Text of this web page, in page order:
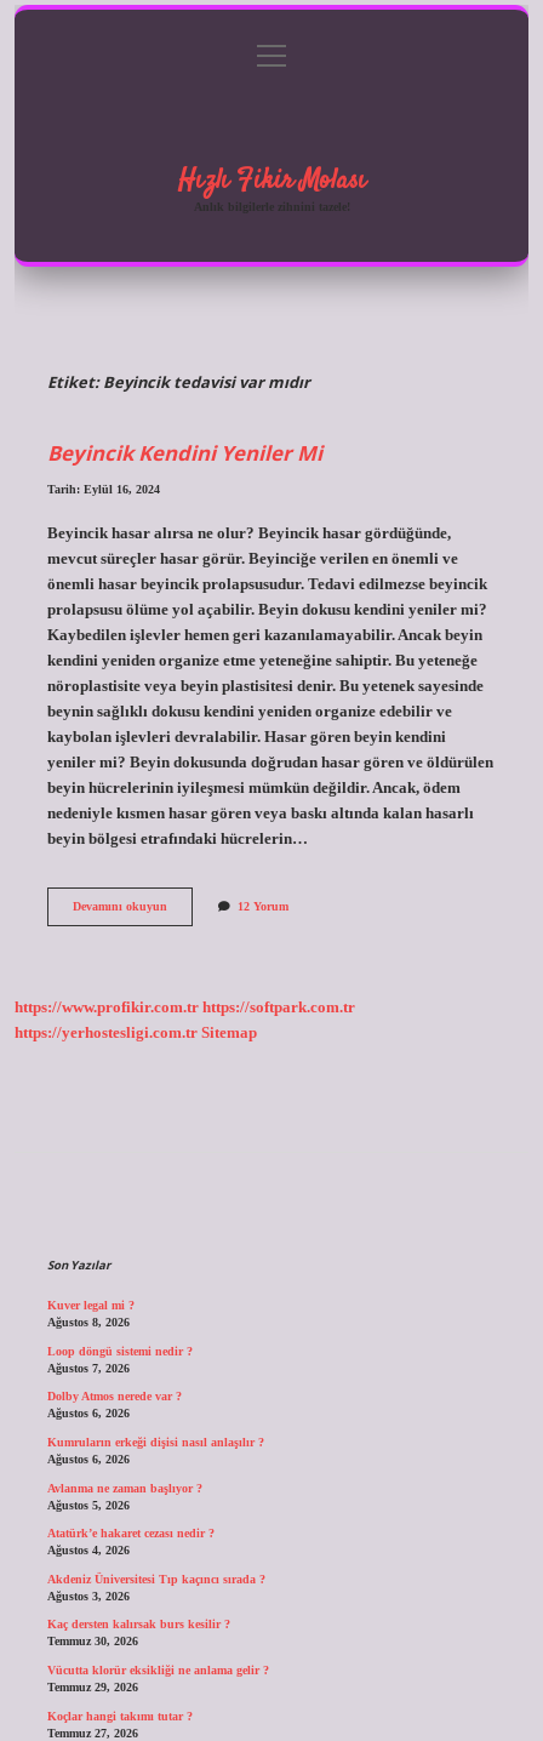
Gizlilik Politikası
menüyü
aç
Hızlı Fikir Molası
Anlık bilgilerle zihnini tazele!
Etiket:Beyincik tedavisi var mıdır
Beyincik Kendini Yeniler Mi
Tarih: Eylül 16, 2024
Beyincik hasar alırsa ne olur? Beyincik hasar gördüğünde,
mevcut süreçler hasar görür. Beyinciğe verilen en önemli ve
önemli hasar beyincik prolapsusudur. Tedavi edilmezse beyincik
prolapsusu ölüme yol açabilir. Beyin dokusu kendini yeniler mi?
Kaybedilen işlevler hemen geri kazanılamayabilir. Ancak beyin
kendini yeniden organize etme yeteneğine sahiptir. Bu yeteneğe
nöroplastisite veya beyin plastisitesi denir. Bu yetenek sayesinde
beynin sağlıklı dokusu kendini yeniden organize edebilir ve
kaybolan işlevleri devralabilir. Hasar gören beyin kendini
yeniler mi? Beyin dokusunda doğrudan hasar gören ve öldürülen
beyin hücrelerinin iyileşmesi mümkün değildir. Ancak, ödem
nedeniyle kısmen hasar gören veya baskı altında kalan hasarlı
beyin bölgesi etrafındaki hücrelerin…
Devamını okuyunBeyincik
12 Yorum
https://www.profikir.com.tr https://softpark.com.tr
https://yerhostesligi.com.tr Sitemap
Son Yazılar
Kuver legal mi ?
Ağustos 8, 2026
Loop döngü sistemi nedir ?
Ağustos 7, 2026
Dolby Atmos nerede var ?
Ağustos 6, 2026
Kumruların erkeği dişisi nasıl anlaşılır ?
Ağustos 6, 2026
Avlanma ne zaman başlıyor ?
Ağustos 5, 2026
Atatürk’e hakaret cezası nedir ?
Ağustos 4, 2026
Akdeniz Üniversitesi Tıp kaçıncı sırada ?
Ağustos 3, 2026
Kaç dersten kalırsak burs kesilir ?
Temmuz 30, 2026
Vücutta klorür eksikliği ne anlama gelir ?
Temmuz 29, 2026
Koçlar hangi takımı tutar ?
Temmuz 27, 2026